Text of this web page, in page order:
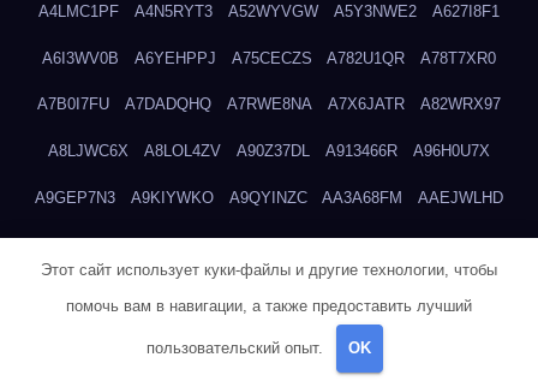
A4LMC1PF A4N5RYT3 A52WYVGW A5Y3NWE2 A627I8F1
A6I3WV0B A6YEHPPJ A75CECZS A782U1QR A78T7XR0
A7B0I7FU A7DADQHQ A7RWE8NA A7X6JATR A82WRX97
A8LJWC6X A8LOL4ZV A90Z37DL A913466R A96H0U7X
A9GEP7N3 A9KIYWKO A9QYINZC AA3A68FM AAEJWLHD
ADMVWTS8 ADOE3V3Y
Этот сайт использует куки-файлы и другие технологии, чтобы
помочь вам в навигации, а также предоставить лучший
пользовательский опыт. OK